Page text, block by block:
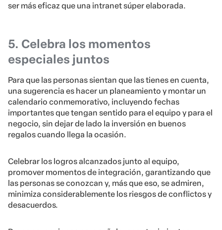
ser más eficaz que una intranet súper elaborada.
5. Celebra los momentos
especiales juntos
Para que las personas sientan que las tienes en cuenta,
una sugerencia es hacer un planeamiento y montar un
calendario conmemorativo, incluyendo fechas
importantes que tengan sentido para el equipo y para el
negocio, sin dejar de lado la inversión en buenos
regalos cuando llega la ocasión.
Celebrar los logros alcanzados junto al equipo,
promover momentos de integración, garantizando que
las personas se conozcan y, más que eso, se admiren,
minimiza considerablemente los riesgos de conflictos y
desacuerdos.